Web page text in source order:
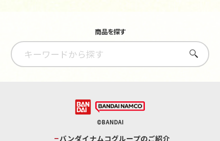
商品を探す
さがす
©BANDAI
バンダイナムコグループのご紹介